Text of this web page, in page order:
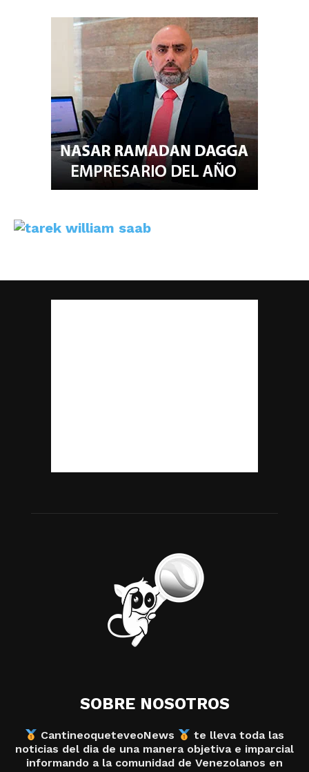
SOBRE NOSOTROS
CantineoqueteveoNews
te lleva toda las
noticias del dia de una manera objetiva e imparcial
informando a la comunidad de Venezolanos en